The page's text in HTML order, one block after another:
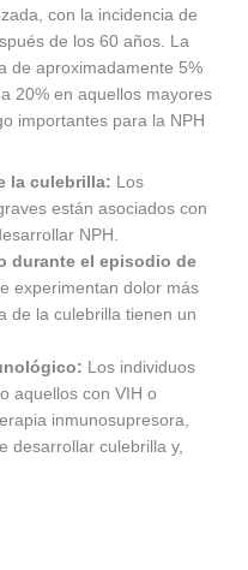
con la incidencia de
de los 60 años. La
de aproximadamente 5%
20% en aquellos mayores
importantes para la NPH
la culebrilla: Los
están asociados con
NPH.
durante el episodio de
experimentan dolor más
de la culebrilla tienen un
Los individuos
aquellos con VIH o
inmunosupresora,
desarrollar culebrilla y,